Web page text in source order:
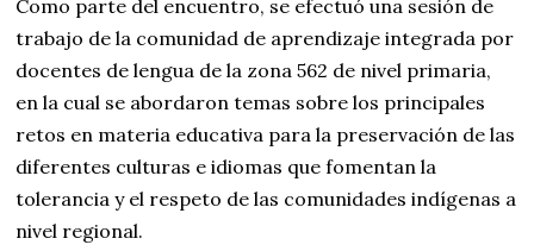
Como parte del encuentro, se efectuó una sesión de
trabajo de la comunidad de aprendizaje integrada por
docentes de lengua de la zona 562 de nivel primaria,
en la cual se abordaron temas sobre los principales
retos en materia educativa para la preservación de las
diferentes culturas e idiomas que fomentan la
tolerancia y el respeto de las comunidades indígenas a
nivel regional.